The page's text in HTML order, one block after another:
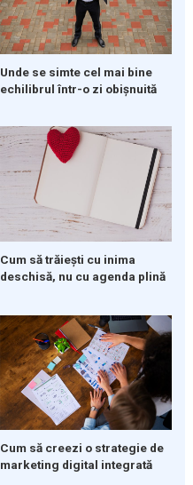
Unde se simte cel mai bine
echilibrul într-o zi obișnuită
Cum să trăiești cu inima
deschisă, nu cu agenda plină
Cum să creezi o strategie de
marketing digital integrată